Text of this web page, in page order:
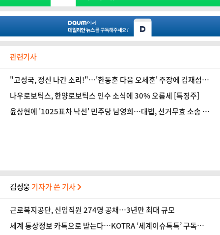
관련기사
"고성국, 정신 나간 소리!"…'한동훈 다음 오세훈' 주장에 김재섭 일
침
나우로보틱스, 한양로보틱스 인수 소식에 30% 오름세 [특징주]
윤상현에 '1025표차 낙선' 민주당 남영희…대법, 선거무효 소송 기
김성웅 기자가 쓴 기사
근로복지공단, 신입직원 274명 공채…3년만 최대 규모
세계 통상정보 카톡으로 받는다…KOTRA ‘세계이슈톡톡’ 구독자 1